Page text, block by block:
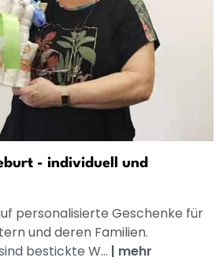
- individuell und
personalisierte Geschenke für
und deren Familien.
bestickte W... | mehr